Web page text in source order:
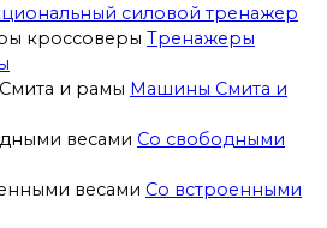
силовой тренажер
Тренажеры
Машины Смита и
Со свободными
Со встроенными